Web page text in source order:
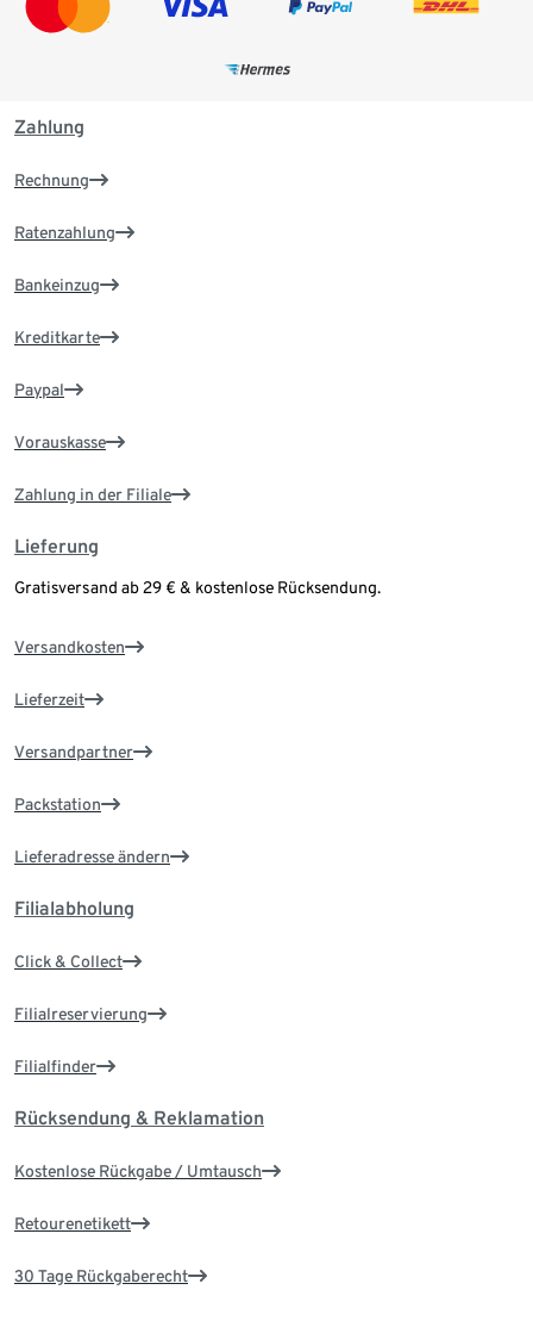
Zahlung
Rechnung
Ratenzahlung
Bankeinzug
Kreditkarte
Paypal
Vorauskasse
Zahlung in der Filiale
Lieferung
Gratisversand ab 29 € & kostenlose Rücksendung.
Versandkosten
Lieferzeit
Versandpartner
Packstation
Lieferadresse ändern
Filialabholung
Click & Collect
Filialreservierung
Filialfinder
Rücksendung & Reklamation
Kostenlose Rückgabe / Umtausch
Retourenetikett
30 Tage Rückgaberecht